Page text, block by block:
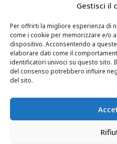
Gestisci il
Per offrirti la migliore esperienza di
come i cookie per memorizzare e/o
dispositivo. Acconsentendo a
elaborare dati come il
identificatori univoci su questo sito.
del consenso potrebbero influire
del sito.CONTATTI